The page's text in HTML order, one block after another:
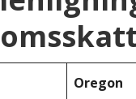
Oregon